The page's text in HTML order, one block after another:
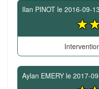
Ilan PINOT le 2016-09-13
Aylan EMERY le 2017-